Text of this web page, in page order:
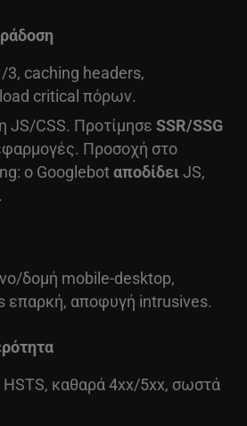
3, caching headers,
critical πόρων.
JS/CSS. Προτίμησε SSR/SSG
Προσοχή στο
ο Googlebot αποδίδειJS,
δομή mobile-desktop,
επαρκή, αποφυγή intrusives.
HSTS, καθαρά 4xx/5xx, σωστά